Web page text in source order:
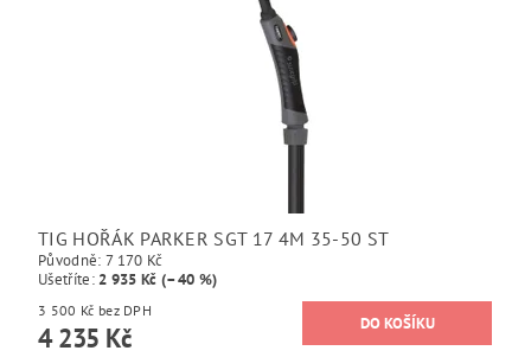
TIG HOŘÁK PARKER SGT 17 4M 35-50 ST
Původně: 7 170 Kč
Ušetříte: 2 935 Kč (–40 %)
3 500 Kč bez DPH
4 235 Kč